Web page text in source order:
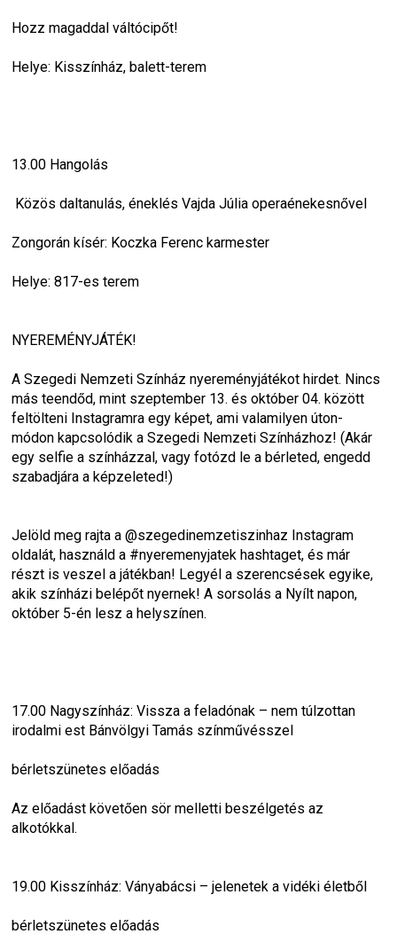
Hozz magaddal váltócipőt!
Helye: Kisszínház, balett-terem
13.00 Hangolás
Közös daltanulás, éneklés Vajda Júlia operaénekesnővel
Zongorán kísér: Koczka Ferenc karmester
Helye: 817-es terem
NYEREMÉNYJÁTÉK!
A Szegedi Nemzeti Színház nyereményjátékot hirdet. Nincs
más teendőd, mint szeptember 13. és október 04. között
feltölteni Instagramra egy képet, ami valamilyen úton-
módon kapcsolódik a Szegedi Nemzeti Színházhoz! (Akár
egy selfie a színházzal, vagy fotózd le a bérleted, engedd
szabadjára a képzeleted!)
Jelöld meg rajta a @szegedinemzetiszinhaz Instagram
oldalát, használd a #nyeremenyjatek hashtaget, és már
részt is veszel a játékban! Legyél a szerencsések egyike,
akik színházi belépőt nyernek! A sorsolás a Nyílt napon,
október 5-én lesz a helyszínen.
17.00 Nagyszínház: Vissza a feladónak – nem túlzottan
irodalmi est Bánvölgyi Tamás színművésszel
bérletszünetes előadás
Az előadást követően sör melletti beszélgetés az
alkotókkal.
19.00 Kisszínház: Ványabácsi – jelenetek a vidéki életből
bérletszünetes előadás